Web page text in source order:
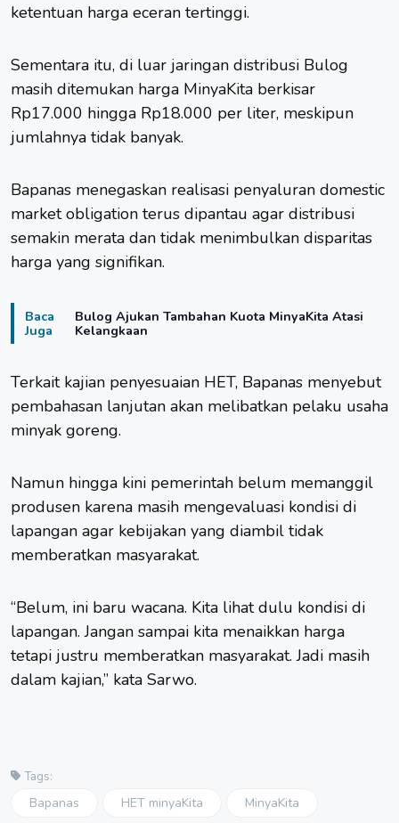
ketentuan harga eceran tertinggi.
Sementara itu, di luar jaringan distribusi Bulog
masih ditemukan harga MinyaKita berkisar
Rp17.000 hingga Rp18.000 per liter, meskipun
jumlahnya tidak banyak.
Bapanas menegaskan realisasi penyaluran domestic
market obligation terus dipantau agar distribusi
semakin merata dan tidak menimbulkan disparitas
harga yang signifikan.
Baca
Juga
Bulog Ajukan Tambahan Kuota MinyaKita Atasi
Kelangkaan
Terkait kajian penyesuaian HET, Bapanas menyebut
pembahasan lanjutan akan melibatkan pelaku usaha
minyak goreng.
Namun hingga kini pemerintah belum memanggil
produsen karena masih mengevaluasi kondisi di
lapangan agar kebijakan yang diambil tidak
memberatkan masyarakat.
“Belum, ini baru wacana. Kita lihat dulu kondisi di
lapangan. Jangan sampai kita menaikkan harga
tetapi justru memberatkan masyarakat. Jadi masih
dalam kajian,” kata Sarwo.
Tags:
Bapanas HET minyaKita MinyaKita